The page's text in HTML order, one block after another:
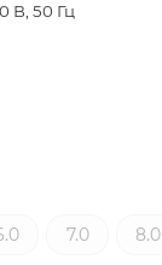
В, 50 Гц
7.0 8.0